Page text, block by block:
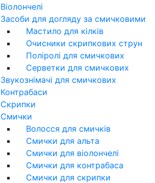
Віолончелі
Засоби для догляду за смичковими
Мастило для кілків
Очисники скрипкових струн
Поліролі для смичкових
Серветки для смичкових
Звукознімачі для смичкових
Контрабаси
Скрипки
Смички
Волосся для смичків
Смички для альта
Смички для віолончелі
Смички для контрабаса
Смички для скрипки